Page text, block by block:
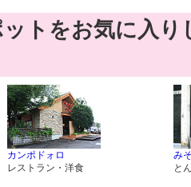
トをお気に入
カンポドォロ
レストラン・洋食
み
と